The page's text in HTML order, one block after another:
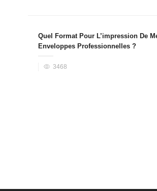
Quel Format Pour L’impression De
Enveloppes Professionnelles ?
3468